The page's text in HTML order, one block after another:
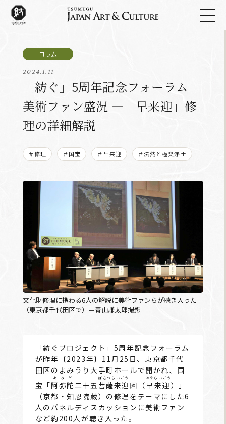
2024.1.11
「紡ぐ」5周年記念フォーラム
美術ファン盛況 ―「早来迎」修
理の詳細解説
＃修理 ＃国宝 ＃早来迎 ＃法然と極楽浄土
文化財修理に携わる6人の解説に美術ファンらが聴き入った
（東京都千代田区で）＝青山謙太郎撮影
「紡ぐプロジェクト」5周年記念フォーラム
が昨年〔2023年〕11月25日、東京都千代
田区のよみうり大手町ホールで開かれ、国
宝「阿弥陀
あみだ
二十五 菩薩来迎
ぼさつらいごう
図（早来迎
はやらいごう
）」
（京都・知恩院蔵）の修理をテーマにした6
人のパネルディスカッションに美術ファン
など約200人が聴き入った。